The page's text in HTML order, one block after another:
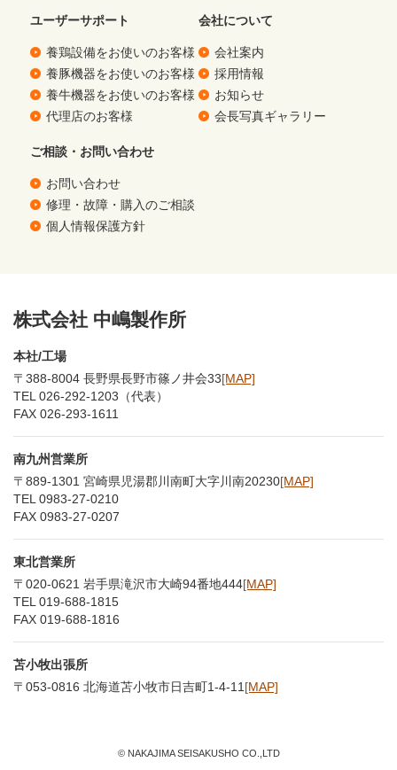
ユーザーサポート
養鶏設備をお使いのお客様
養豚機器をお使いのお客様
養牛機器をお使いのお客様
代理店のお客様
会社について
会社案内
採用情報
お知らせ
会長写真ギャラリー
ご相談・お問い合わせ
お問い合わせ
修理・故障・購入のご相談
個人情報保護方針
株式会社 中嶋製作所
本社/工場
〒388-8004 長野県長野市篠ノ井会33[MAP]
TEL 026-292-1203（代表）
FAX 026-293-1611
南九州営業所
〒889-1301 宮崎県児湯郡川南町大字川南20230[MAP]
TEL 0983-27-0210
FAX 0983-27-0207
東北営業所
〒020-0621 岩手県滝沢市大崎94番地444[MAP]
TEL 019-688-1815
FAX 019-688-1816
苫小牧出張所
〒053-0816 北海道苫小牧市日吉町1-4-11 [MAP]
© NAKAJIMA SEISAKUSHO CO.,LTD